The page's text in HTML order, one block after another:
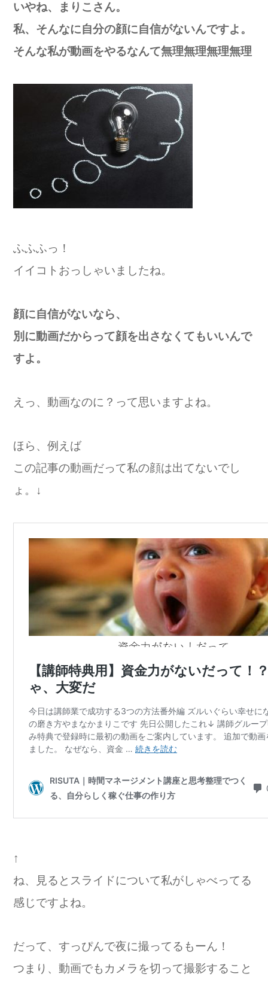
いやね、まりこさん。
私、そんなに自分の顔に自信がないんですよ。
そんな私が動画をやるなんて無理無理無理無理
ふふふっ！
イイコトおっしゃいましたね。
顔に自信がないなら、
別に動画だからって顔を出さなくてもいいんで
すよ。
えっ、動画なのに？って思いますよね。
ほら、例えば
この記事の動画だって私の顔は出てないでし
ょ。↓
↑
ね、見るとスライドについて私がしゃべってる
感じですよね。
だって、すっぴんで夜に撮ってるもーん！
つまり、動画でもカメラを切って撮影すること